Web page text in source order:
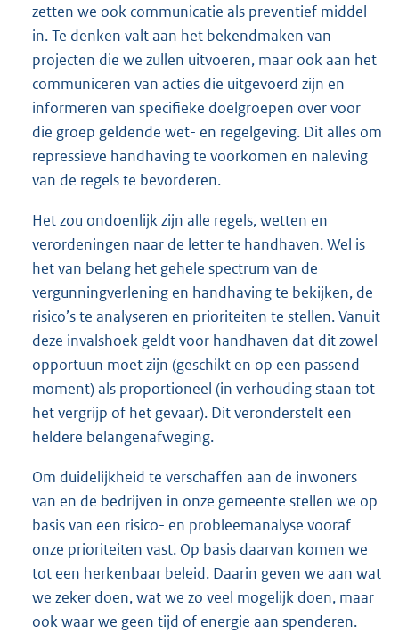
zetten we ook communicatie als preventief middel
in. Te denken valt aan het bekendmaken van
projecten die we zullen uitvoeren, maar ook aan het
communiceren van acties die uitgevoerd zijn en
informeren van specifieke doelgroepen over voor
die groep geldende wet- en regelgeving. Dit alles om
repressieve handhaving te voorkomen en naleving
van de regels te bevorderen.
Het zou ondoenlijk zijn alle regels, wetten en
verordeningen naar de letter te handhaven. Wel is
het van belang het gehele spectrum van de
vergunningverlening en handhaving te bekijken, de
risico’s te analyseren en prioriteiten te stellen. Vanuit
deze invalshoek geldt voor handhaven dat dit zowel
opportuun moet zijn (geschikt en op een passend
moment) als proportioneel (in verhouding staan tot
het vergrijp of het gevaar). Dit veronderstelt een
heldere belangenafweging.
Om duidelijkheid te verschaffen aan de inwoners
van en de bedrijven in onze gemeente stellen we op
basis van een risico- en probleemanalyse vooraf
onze prioriteiten vast. Op basis daarvan komen we
tot een herkenbaar beleid. Daarin geven we aan wat
we zeker doen, wat we zo veel mogelijk doen, maar
ook waar we geen tijd of energie aan spenderen.